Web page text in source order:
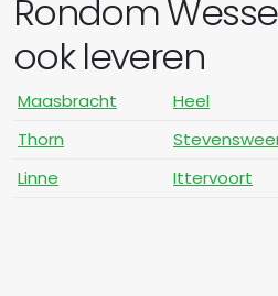
Rondom
ook leveren
Maasbracht Heel
Thorn
Linne
Ittervoort